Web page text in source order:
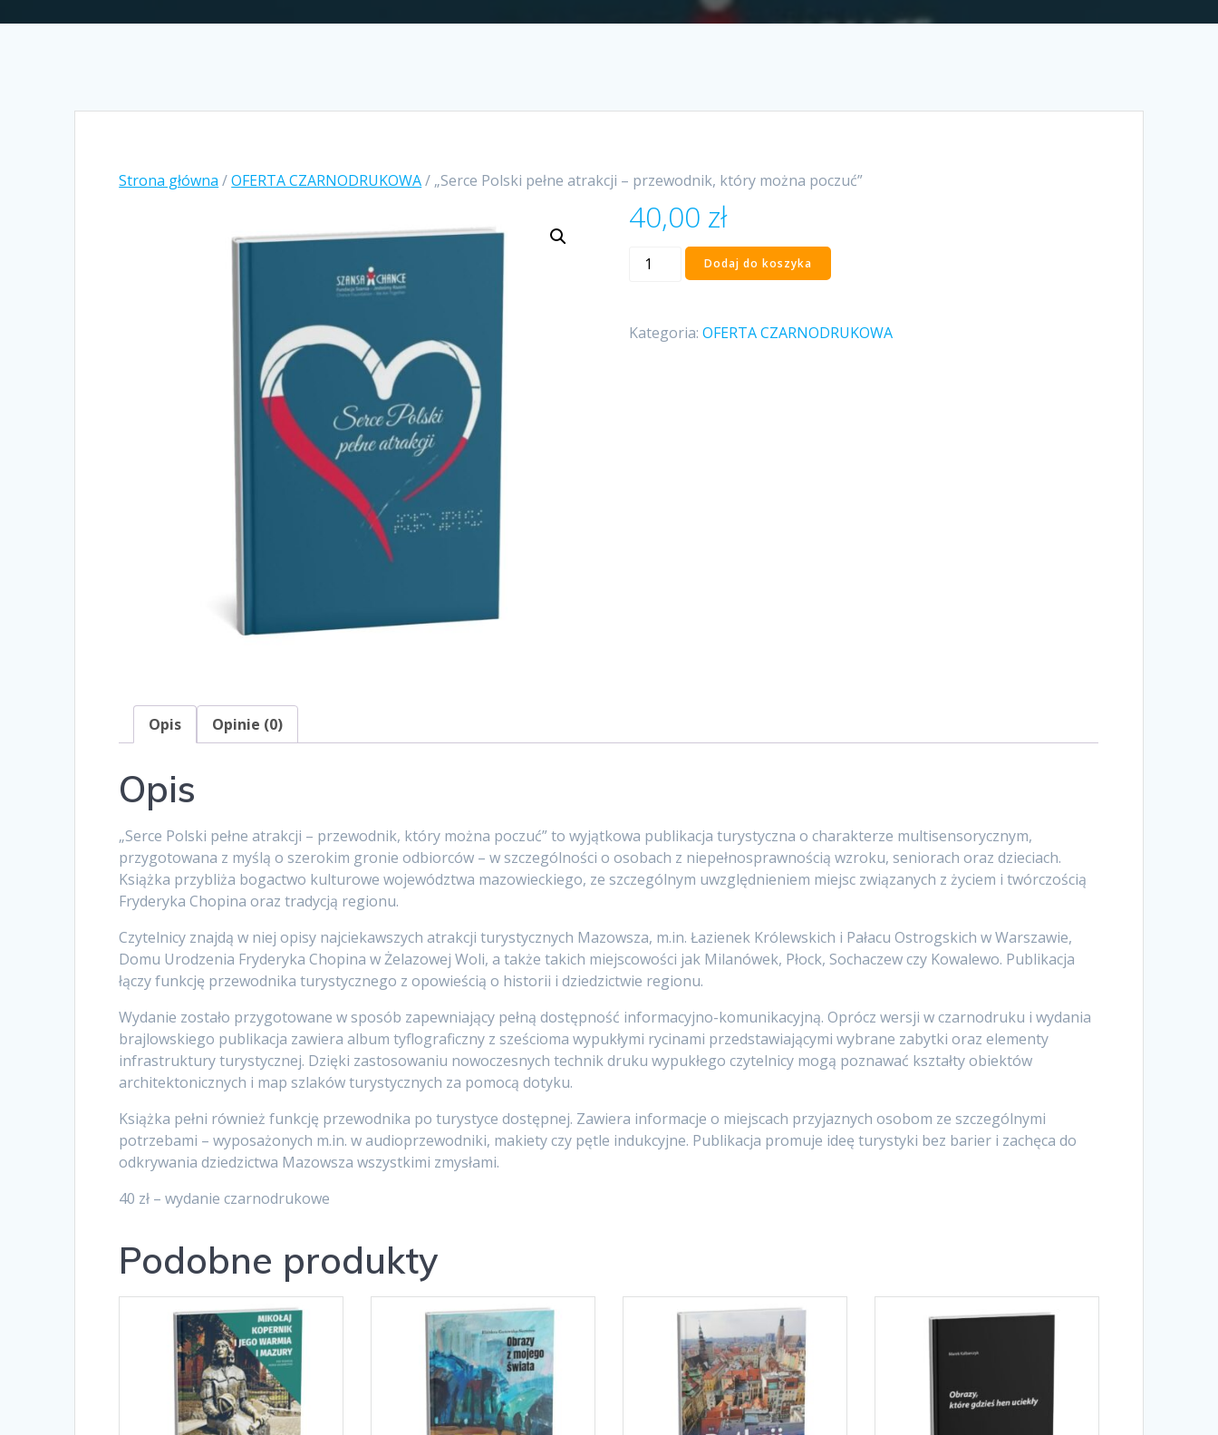
Strona główna /OFERTA CZARNODRUKOWA/ „Serce Polski pełne atrakcji – przewodnik, który można poczuć”
40,00 zł
ilość
atrakcji
Dodaj do koszyka
Kategoria: OFERTA CZARNODRUKOWA
Opis Opinie (0)
Opis
„Serce Polski pełne atrakcji – przewodnik, który można poczuć” to wyjątkowa publikacja turystyczna o charakterze multisensorycznym,
przygotowana z myślą o szerokim gronie odbiorców – w szczególności o osobach z niepełnosprawnością wzroku, seniorach oraz dzieciach.
Książka przybliża bogactwo kulturowe województwa mazowieckiego, ze szczególnym uwzględnieniem miejsc związanych z życiem i twórczością
Fryderyka Chopina oraz tradycją regionu.
Czytelnicy znajdą w niej opisy najciekawszych atrakcji turystycznych Mazowsza, m.in. Łazienek Królewskich i Pałacu Ostrogskich w Warszawie,
Domu Urodzenia Fryderyka Chopina w Żelazowej Woli, a także takich miejscowości jak Milanówek, Płock, Sochaczew czy Kowalewo. Publikacja
łączy funkcję przewodnika turystycznego z opowieścią o historii i dziedzictwie regionu.
Wydanie zostało przygotowane w sposób zapewniający pełną dostępność informacyjno-komunikacyjną. Oprócz wersji w czarnodruku i wydania
brajlowskiego publikacja zawiera album tyflograficzny z sześcioma wypukłymi rycinami przedstawiającymi wybrane zabytki oraz elementy
infrastruktury turystycznej. Dzięki zastosowaniu nowoczesnych technik druku wypukłego czytelnicy mogą poznawać kształty obiektów
architektonicznych i map szlaków turystycznych za pomocą dotyku.
Książka pełni również funkcję przewodnika po turystyce dostępnej. Zawiera informacje o miejscach przyjaznych osobom ze szczególnymi
potrzebami – wyposażonych m.in. w audioprzewodniki, makiety czy pętle indukcyjne. Publikacja promuje ideę turystyki bez barier i zachęca do
odkrywania dziedzictwa Mazowsza wszystkimi zmysłami.
40 zł – wydanie czarnodrukowe
Podobne produkty